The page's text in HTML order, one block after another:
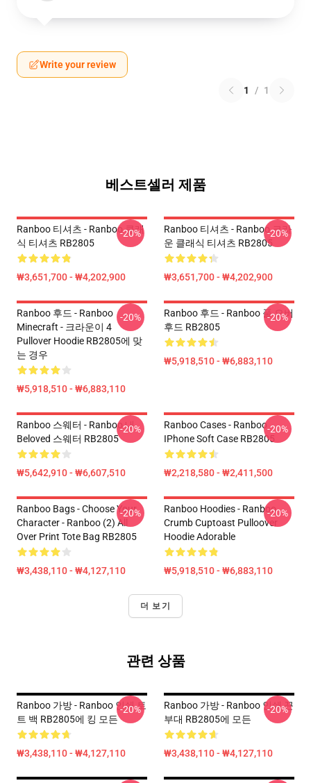
Write your review
1 / 1
베스트셀러 제품
Ranboo 티셔츠 - Ranboo 클래
식 티셔츠 RB2805
₩3,651,700 - ₩4,202,900
-20%
Ranboo 티셔츠 - Ranboo 크라
운 클래식 티셔츠 RB2805
₩3,651,700 - ₩4,202,900
-20%
Ranboo 후드 - Ranboo
Minecraft - 크라운이 4
Pullover Hoodie RB2805에 맞
는 경우
₩5,918,510 - ₩6,883,110
-20%
Ranboo 후드 - Ranboo 풀 오버
후드 RB2805
₩5,918,510 - ₩6,883,110
-20%
Ranboo 스웨터 - Ranboo 내
Beloved 스웨터 RB2805
₩5,642,910 - ₩6,607,510
-20%
Ranboo Cases - Ranboo
IPhone Soft Case RB2805
₩2,218,580 - ₩2,411,500
-20%
Ranboo Bags - Choose Your
Character - Ranboo (2) All
Over Print Tote Bag RB2805
₩3,438,110 - ₩4,127,110
-20%
Ranboo Hoodies - Ranboo
Crumb Cuptoast Pulloover
Hoodie Adorable
₩5,918,510 - ₩6,883,110
-20%
더 보기
관련 상품
Ranboo 가방 - Ranboo 인쇄 토
트 백 RB2805에 킹 모든
₩3,438,110 - ₩4,127,110
-20%
Ranboo 가방 - Ranboo 인쇄 끈
부대 RB2805에 모든
₩3,438,110 - ₩4,127,110
-20%